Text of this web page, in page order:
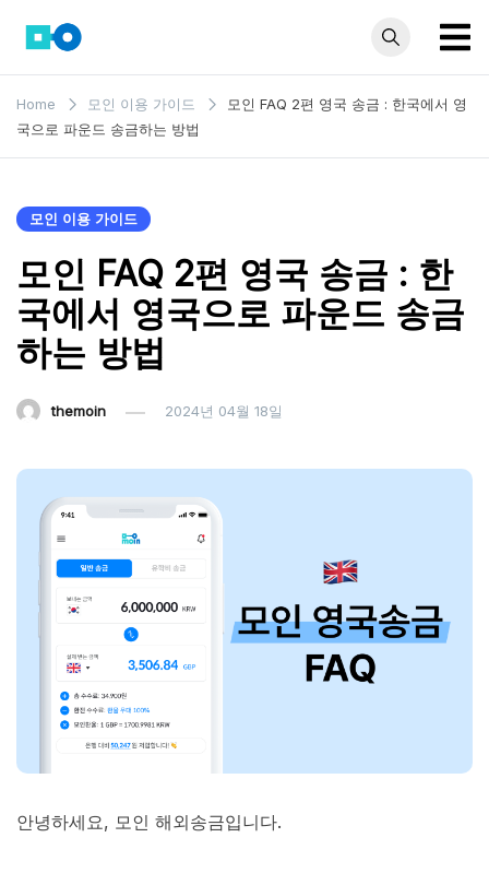
content
모인 해
외송금
까지 꼭 알아야 할
Home 모인 이용 가이드
모인 FAQ 2편 영국 송금 : 한국에서 영
국으로 파운드 송금하는 방법
모인 이용 가이드
모인 FAQ 2편 영국 송금 : 한
국에서 영국으로 파운드 송금
하는 방법
themoin 2024년 04월 18일
안녕하세요, 모인 해외송금입니다.